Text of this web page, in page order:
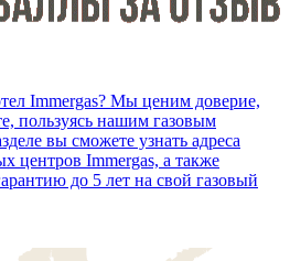
Immergas? Мы ценим доверие,
пользуясь нашим газовым
вы сможете узнать адреса
центров Immergas, а также
до 5 лет на свой газовый